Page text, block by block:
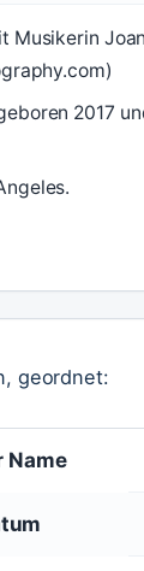
Musikerin
2017
geordnet:
Name